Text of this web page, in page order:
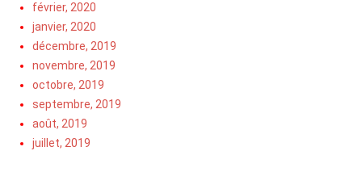
février, 2020
janvier, 2020
décembre, 2019
novembre, 2019
octobre, 2019
septembre, 2019
août, 2019
juillet, 2019